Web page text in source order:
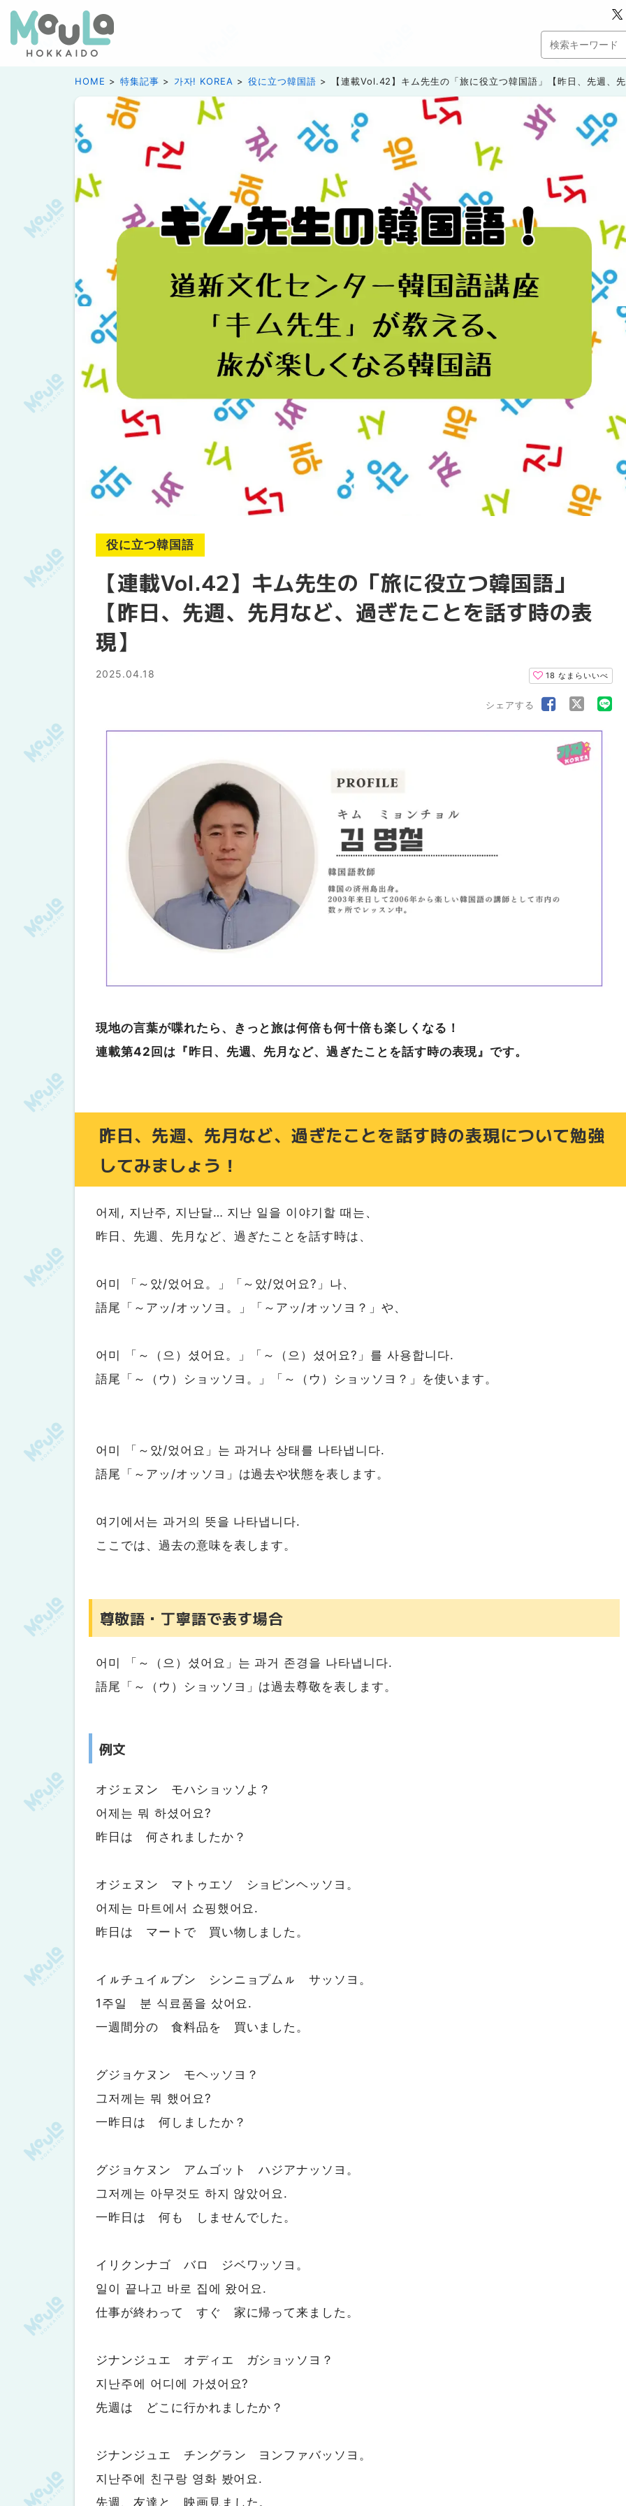
HOME 特集記事 가자! KOREA 役に立つ韓国語 【連載Vol.42】キム先生の「旅に役立つ韓国語」【昨日、先週、
役に立つ韓国語
【連載Vol.42】キム先生の「旅に役立つ韓国語」
【昨日、先週、先月など、過ぎたことを話す時の表
現】
2025.04.18 18 なまらいいべ
シェアする
現地の言葉が喋れたら、きっと旅は何倍も何十倍も楽しくなる！
連載第42回は『昨日、先週、先月など、過ぎたことを話す時の表現』です。
昨日、先週、先月など、過ぎたことを話す時の表現について勉強
してみましょう！
어제, 지난주, 지난달… 지난 일을 이야기할 때는、
昨日、先週、先月など、過ぎたことを話す時は、
어미 「～았/었어요。」「～았/었어요?」나、
語尾「～アッ/オッソヨ。」「～アッ/オッソヨ？」や、
어미 「～（으）셨어요。」「～（으）셨어요?」를 사용합니다.
語尾「～（ウ）ショッソヨ。」「～（ウ）ショッソヨ？」を使います。
어미 「～았/었어요」는 과거나 상태를 나타냅니다.
語尾「～アッ/オッソヨ」は過去や状態を表します。
여기에서는 과거의 뜻을 나타냅니다.
ここでは、過去の意味を表します。
尊敬語・丁寧語で表す場合
어미 「～（으）셨어요」는 과거 존경을 나타냅니다.
語尾「～（ウ）ショッソヨ」は過去尊敬を表します。
例文
オジェヌン モハショッソよ？
어제는 뭐 하셨어요?
昨日は 何されましたか？
オジェヌン マトゥエソ ショピンヘッソヨ。
어제는 마트에서 쇼핑했어요.
昨日は マートで 買い物しました。
イㇽチュイㇽブン シンニョプムㇽ サッソヨ。
1주일 분 식료품을 샀어요.
一週間分の 食料品を 買いました。
グジョケヌン モヘッソヨ？
그저께는 뭐 했어요?
一昨日は 何しましたか？
グジョケヌン アムゴット ハジアナッソヨ。
그저께는 아무것도 하지 않았어요.
一昨日は 何も しませんでした。
イリクンナゴ バロ ジベワッソヨ。
일이 끝나고 바로 집에 왔어요.
仕事が終わって すぐ 家に帰って来ました。
ジナンジュエ オディエ ガショッソヨ？
지난주에 어디에 가셨어요?
先週は どこに行かれましたか？
ジナンジュエ チングラン ヨンファバッソヨ。
지난주에 친구랑 영화 봤어요.
先週、友達と 映画見ました。